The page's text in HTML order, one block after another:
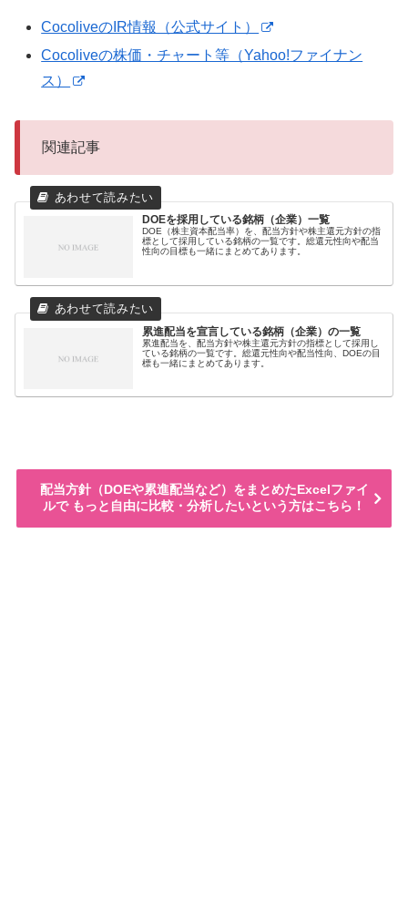
CocoliveのIR情報（公式サイト）
Cocoliveの株価・チャート等（Yahoo!ファイナン
ス）
関連記事
DOEを採用している銘柄（企業）一覧
DOE（株主資本配当率）を、配当方針や株主還元方針の指
標として採用している銘柄の一覧です。総還元性向や配当
性向の目標も一緒にまとめてあります。
累進配当を宣言している銘柄（企業）の一覧
累進配当を、配当方針や株主還元方針の指標として採用し
ている銘柄の一覧です。総還元性向や配当性向、DOEの目
標も一緒にまとめてあります。
配当方針（DOEや累進配当など）をまとめたExcelファイ
ルで もっと自由に比較・分析したいという方はこちら！